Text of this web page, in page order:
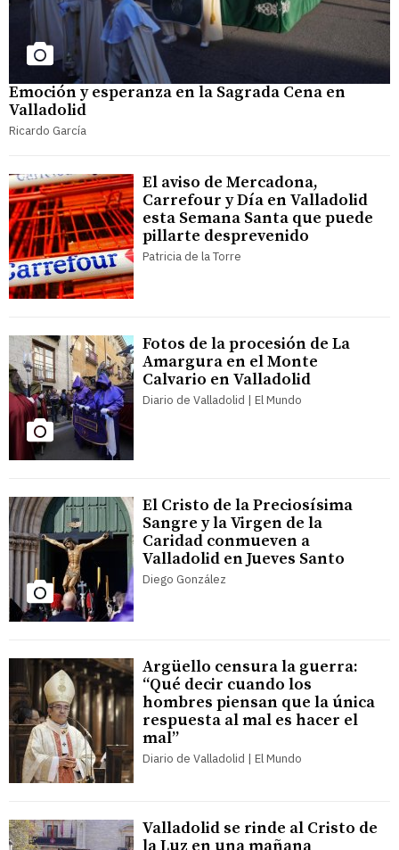
Emoción y esperanza en la Sagrada Cena en
Valladolid
Ricardo García
El aviso de Mercadona,
Carrefour y Día en Valladolid
esta Semana Santa que puede
pillarte desprevenido
Patricia de la Torre
Fotos de la procesión de La
Amargura en el Monte
Calvario en Valladolid
Diario de Valladolid | El Mundo
El Cristo de la Preciosísima
Sangre y la Virgen de la
Caridad conmueven a
Valladolid en Jueves Santo
Diego González
Argüello censura la guerra:
“Qué decir cuando los
hombres piensan que la única
respuesta al mal es hacer el
mal”
Diario de Valladolid | El Mundo
Valladolid se rinde al Cristo de